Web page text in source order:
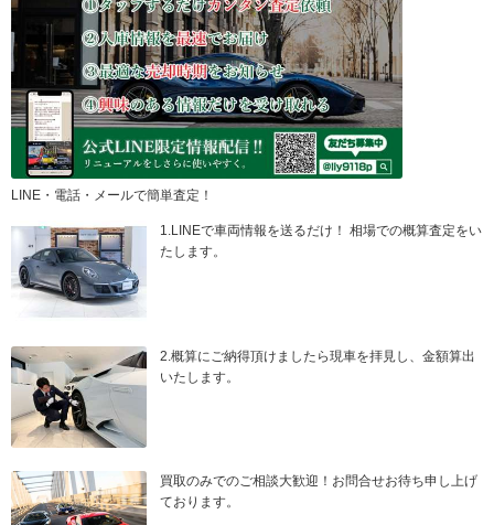
LINE・電話・メールで簡単査定！
1.LINEで車両情報を送るだけ！ 相場での概算査定をい
たします。
2.概算にご納得頂けましたら現車を拝見し、金額算出
いたします。
買取のみでのご相談大歓迎！お問合せお待ち申し上げ
ております。